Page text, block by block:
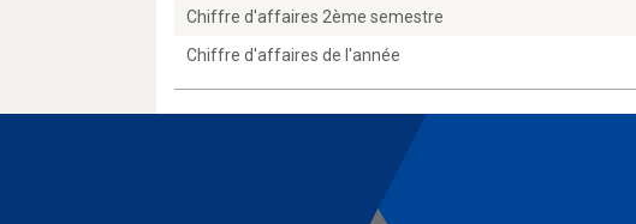
Chiffre d'affaires 2ème semestre
Chiffre d'affaires de l'année